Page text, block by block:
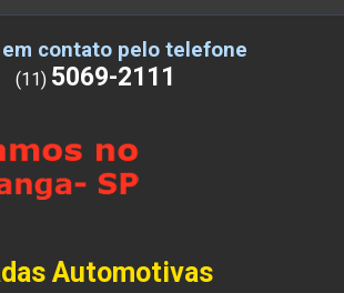
contato pelo telefone
(11) 5069-2111
Automotivas